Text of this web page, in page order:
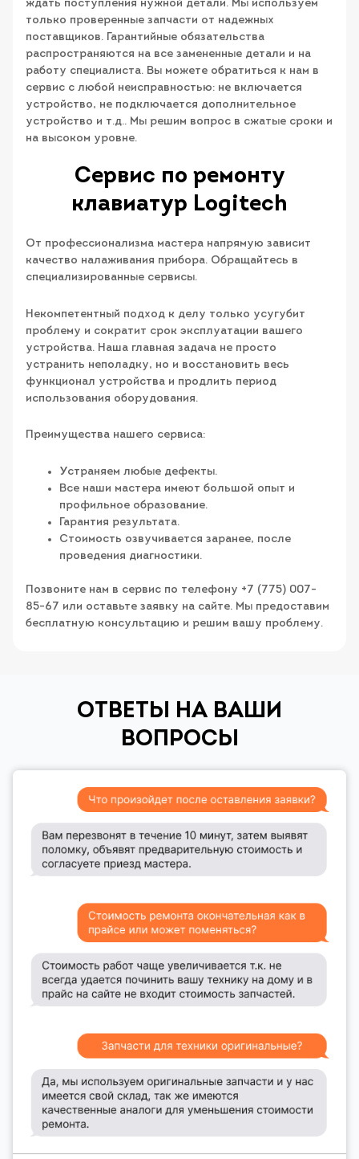
ждать поступления нужной детали. Мы используем
только проверенные запчасти от надежных
поставщиков. Гарантийные обязательства
распространяются на все замененные детали и на
работу специалиста. Вы можете обратиться к нам в
сервис с любой неисправностью: не включается
устройство, не подключается дополнительное
устройство и т.д.. Мы решим вопрос в сжатые сроки и
на высоком уровне.
Сервис по ремонту
клавиатур Logitech
От профессионализма мастера напрямую зависит
качество налаживания прибора. Обращайтесь в
специализированные сервисы.
Некомпетентный подход к делу только усугубит
проблему и сократит срок эксплуатации вашего
устройства. Наша главная задача не просто
устранить неполадку, но и восстановить весь
функционал устройства и продлить период
использования оборудования.
Преимущества нашего сервиса:
Устраняем любые дефекты.
Все наши мастера имеют большой опыт и
профильное образование.
Гарантия результата.
Стоимость озвучивается заранее, после
проведения диагностики.
Позвоните нам в сервис по телефону +7 (775) 007-
85-67 или оставьте заявку на сайте. Мы предоставим
бесплатную консультацию и решим вашу проблему.
ОТВЕТЫ НА ВАШИ
ВОПРОСЫ